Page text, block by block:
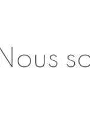
Nous